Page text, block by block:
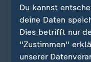
Du kannst
deine Daten
Dies betrifft nur
"Zustimmen"
unserer